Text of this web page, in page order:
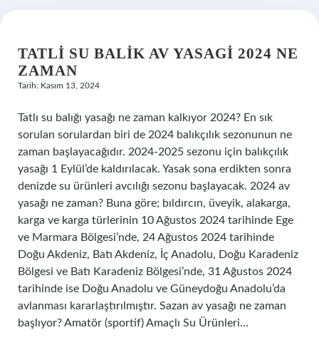
TATLI SU BALIK AV YASAGI 2024 NE
ZAMAN
Tarih: Kasım 13, 2024
Tatlı su balığı yasağı ne zaman kalkıyor 2024? En sık
sorulan sorulardan biri de 2024 balıkçılık sezonunun ne
zaman başlayacağıdır. 2024-2025 sezonu için balıkçılık
yasağı 1 Eylül’de kaldırılacak. Yasak sona erdikten sonra
denizde su ürünleri avcılığı sezonu başlayacak. 2024 av
yasağı ne zaman? Buna göre; bıldırcın, üveyik, alakarga,
karga ve karga türlerinin 10 Ağustos 2024 tarihinde Ege
ve Marmara Bölgesi’nde, 24 Ağustos 2024 tarihinde
Doğu Akdeniz, Batı Akdeniz, İç Anadolu, Doğu Karadeniz
Bölgesi ve Batı Karadeniz Bölgesi’nde, 31 Ağustos 2024
tarihinde ise Doğu Anadolu ve Güneydoğu Anadolu’da
avlanması kararlaştırılmıştır. Sazan av yasağı ne zaman
başlıyor? Amatör (sportif) Amaçlı Su Ürünleri…